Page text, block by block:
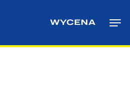
WYCENA